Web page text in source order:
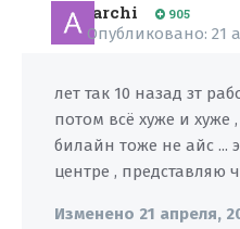
archi 905
Опубликовано: 21
лет так 10 назад зт
потом всё хуже и
билайн тоже не айс ...
центре , представляю
Изменено 21 апреля,